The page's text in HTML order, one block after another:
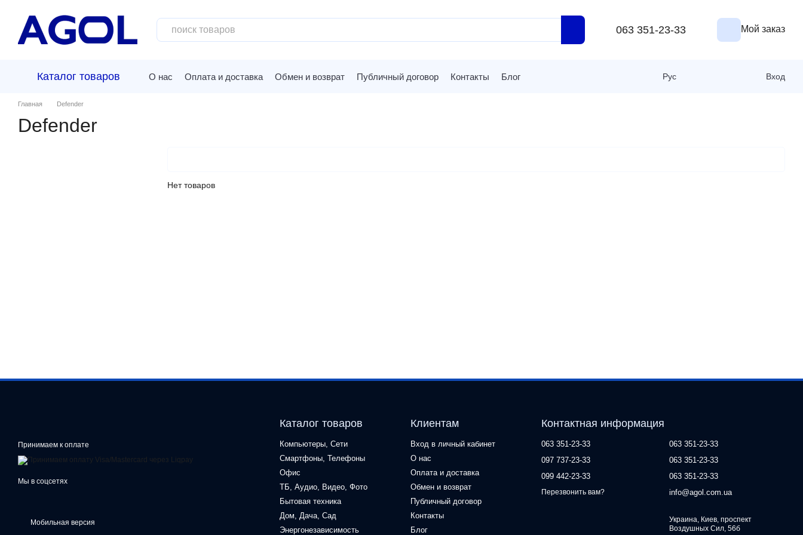
063 351-23-33 Мой заказ
Каталог товаров О нас Оплата и доставка Обмен и возврат Публичный договор Контакты Блог Рус Вход
Главная Defender
Defender
Нет товаров
Принимаем к оплате
Мы в соцсетях
Мобильная версия
Каталог товаров
Компьютеры, Сети
Смартфоны, Телефоны
Офис
ТБ, Аудио, Видео, Фото
Бытовая техника
Дом, Дача, Сад
Энергонезависимость
Клиентам
Вход в личный кабинет
О нас
Оплата и доставка
Обмен и возврат
Публичный договор
Контакты
Блог
Контактная информация
063 351-23-33
097 737-23-33
099 442-23-33
Перезвонить вам?
063 351-23-33
063 351-23-33
063 351-23-33
info@agol.com.ua
Украина, Киев, проспект
Воздушных Сил, 56б